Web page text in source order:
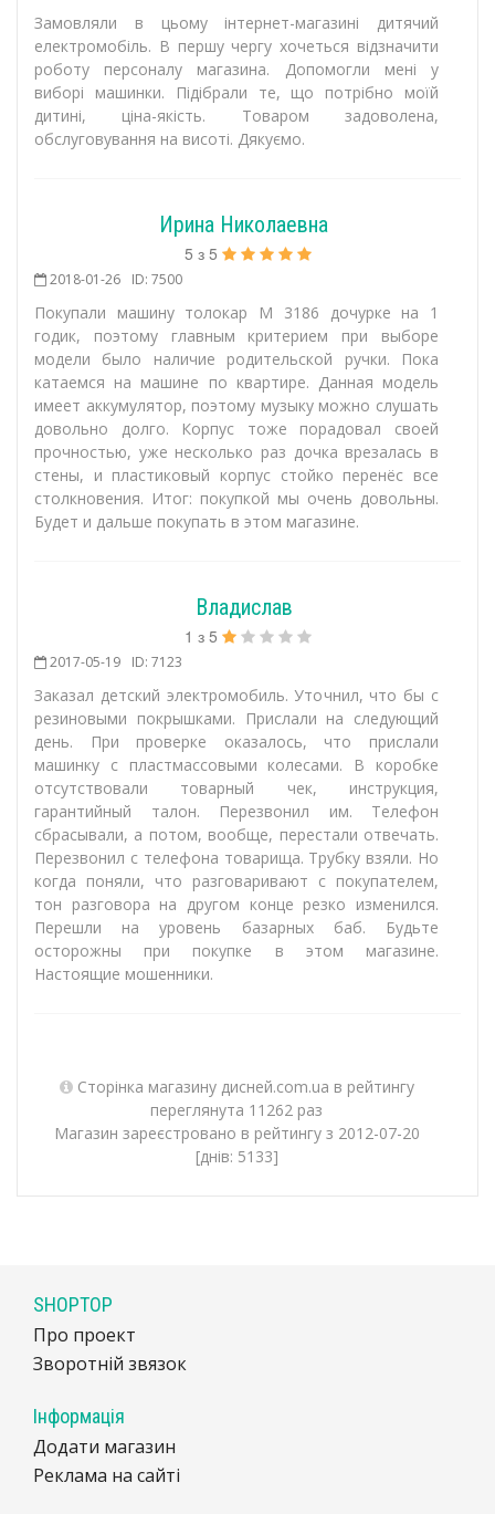
Замовляли в цьому інтернет-магазині дитячий
електромобіль. В першу чергу хочеться відзначити
роботу персоналу магазина. Допомогли мені у
виборі машинки. Підібрали те, що потрібно моїй
дитині, ціна-якість. Товаром задоволена,
обслуговування на висоті. Дякуємо.
Ирина Николаевна
5 з 5
2018-01-26 ID: 7500
Покупали машину толокар M 3186 дочурке на 1
годик, поэтому главным критерием при выборе
модели было наличие родительской ручки. Пока
катаемся на машине по квартире. Данная модель
имеет аккумулятор, поэтому музыку можно слушать
довольно долго. Корпус тоже порадовал своей
прочностью, уже несколько раз дочка врезалась в
стены, и пластиковый корпус стойко перенёс все
столкновения. Итог: покупкой мы очень довольны.
Будет и дальше покупать в этом магазине.
Владислав
1 з 5
2017-05-19 ID: 7123
Заказал детский электромобиль. Уточнил, что бы с
резиновыми покрышками. Прислали на следующий
день. При проверке оказалось, что прислали
машинку с пластмассовыми колесами. В коробке
отсутствовали товарный чек, инструкция,
гарантийный талон. Перезвонил им. Телефон
сбрасывали, а потом, вообще, перестали отвечать.
Перезвонил с телефона товарища. Трубку взяли. Но
когда поняли, что разговаривают с покупателем,
тон разговора на другом конце резко изменился.
Перешли на уровень базарных баб. Будьте
осторожны при покупке в этом магазине.
Настоящие мошенники.
Сторінка магазину дисней.com.ua в рейтингу
переглянута 11262 раз
Магазин зареєстровано в рейтингу з 2012-07-20
[днів: 5133]
SHOPTOP
Про проект
Зворотній звязок
Інформація
Додати магазин
Реклама на сайті